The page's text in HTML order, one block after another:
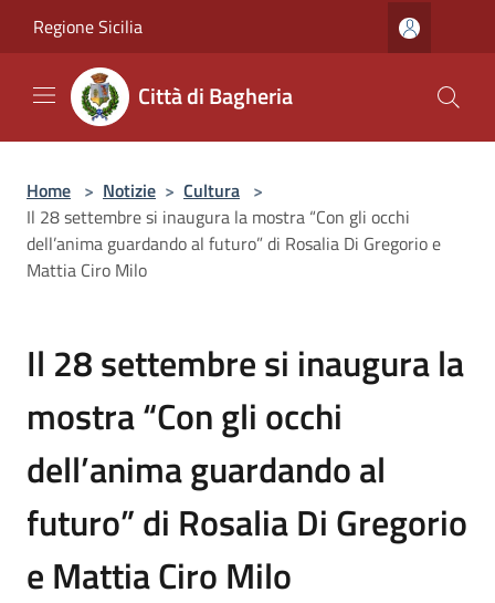
Regione Sicilia
Città di Bagheria
Home > Notizie > Cultura >
Il 28 settembre si inaugura la mostra “Con gli occhi
dell’anima guardando al futuro” di Rosalia Di Gregorio e
Mattia Ciro Milo
Il 28 settembre si inaugura la
mostra “Con gli occhi
dell’anima guardando al
futuro” di Rosalia Di Gregorio
e Mattia Ciro Milo